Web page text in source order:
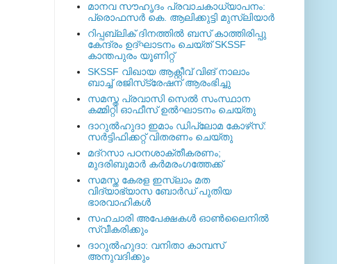
മാനവ സൗഹൃദം പ്രവാചകാധ്യാപനം:
പ്രൊഫസർ കെ. ആലിക്കുട്ടി മുസ്ലിയാർ
റിപ്പബ്ലിക് ദിനത്തില്‍ ബസ് കാത്തിരിപ്പു
കേന്ദ്രം ഉദ്ഘാടനം ചെയ്ത്‌ SKSSF
കാന്തപുരം യൂണിറ്റ്
SKSSF വിഖായ ആക്റ്റീവ് വിങ് നാലാം
ബാച്ച് രജിസ്‌ട്രേഷന് ആരംഭിച്ചു
സമസ്ത പ്രവാസി സെല്‍ സംസ്ഥാന
കമ്മിറ്റി ഓഫീസ് ഉല്‍ഘാടനം ചെയ്തു
ദാറുല്‍ഹുദാ ഇമാം ഡിപ്ലോമ കോഴ്‌സ്:
സര്‍ട്ടിഫിക്കറ്റ് വിതരണം ചെയ്തു
മദ്‌റസാ പഠനശാക്തീകരണം;
മുദരിബുമാര്‍ കര്‍മരംഗത്തേക്ക്
സമസ്ത കേരള ഇസ്ലാം മത
വിദ്യാഭ്യാസ ബോര്‍ഡ് പുതിയ
ഭാരവാഹികള്‍
സഹചാരി അപേക്ഷകൾ ഓൺലൈനിൽ
സ്വീകരിക്കും
ദാറുല്‍ഹുദാ: വനിതാ കാമ്പസ്
അനുവദിക്കും